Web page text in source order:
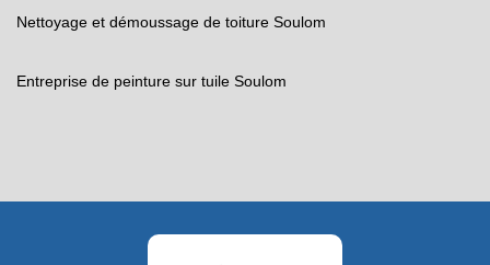
Nettoyage et démoussage de toiture Soulom
Entreprise de peinture sur tuile Soulom